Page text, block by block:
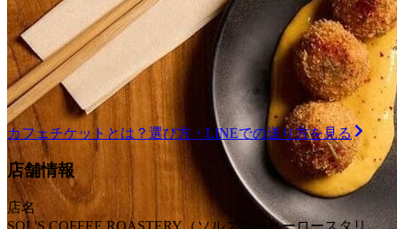
デジタルチケット カフェバー券 共通券
【デジタルチケット】Sooon Gift 加盟店共通券 カ
デジタルチケット
カフェバー券 共通券
【デジタルチケット】朝食が楽しめるカフェ共通
券 1500コース
全69店舗で使える
¥1,500
デジタルチケット
カフェバー券 共通券
【デジタルチケット】Sooon Gift 加盟店共通券
カフェ3000コース
カフェチケット とは？選び方・LINEでの送り方を見る
店舗情報
店名
SOL'S COFFEE ROASTERY（ソルズコーヒーロースタリ